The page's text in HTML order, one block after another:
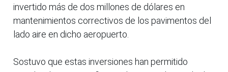
invertido más de dos millones de dólares en
mantenimientos correctivos de los pavimentos del
lado aire en dicho aeropuerto.
Sostuvo que estas inversiones han permitido